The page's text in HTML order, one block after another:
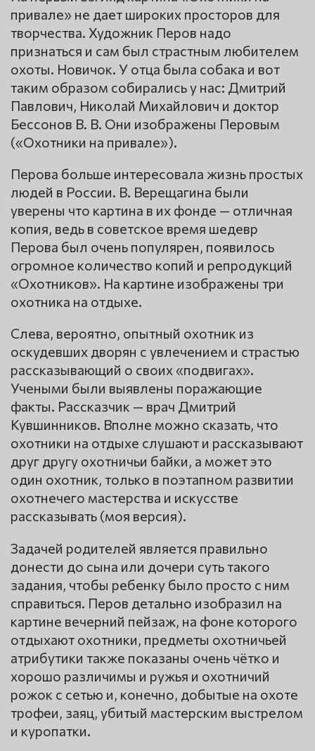
привале» не дает широких просторов для
творчества. Художник Перов надо
признаться и сам был страстным любителем
охоты. Новичок. У отца была собака и вот
таким образом собирались у нас: Дмитрий
Павлович, Николай Михайлович и доктор
Бессонов В. В. Они изображены Перовым
(«Охотники на привале»).
Перова больше интересовала жизнь простых
людей в России. В. Верещагина были
уверены что картина в их фонде — отличная
копия, ведь в советское время шедевр
Перова был очень популярен, появилось
огромное количество копий и репродукций
«Охотников». На картине изображены три
охотника на отдыхе.
Слева, вероятно, опытный охотник из
оскудевших дворян с увлечением и страстью
рассказывающий о своих «подвигах».
Учеными были выявлены поражающие
факты. Рассказчик — врач Дмитрий
Кувшинников. Вполне можно сказать, что
охотники на отдыхе слушают и рассказывают
друг другу охотничьи байки, а может это
один охотник, только в поэтапном развитии
охотнечего мастерства и искусстве
рассказывать (моя версия).
Задачей родителей является правильно
донести до сына или дочери суть такого
задания, чтобы ребенку было просто с ним
справиться. Перов детально изобразил на
картине вечерний пейзаж, на фоне которого
отдыхают охотники, предметы охотничьей
атрибутики также показаны очень чётко и
хорошо различимы и ружья и охотничий
рожок с сетью и, конечно, добытые на охоте
трофеи, заяц, убитый мастерским выстрелом
и куропатки.